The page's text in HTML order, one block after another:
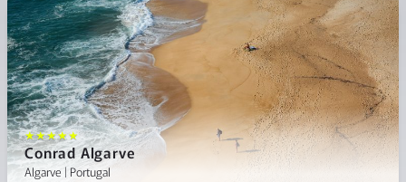
★★★★★
Conrad Algarve
Algarve | Portugal